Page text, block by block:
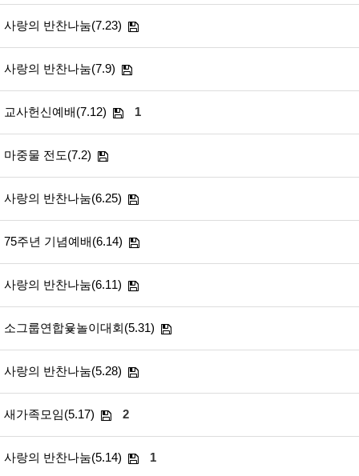
# 첨부 19.KakaoTalk_Photo_2026-06-20-10-50-57 019.jpeg
사랑의 반찬나눔(7.23)
사랑의 반찬나눔(7.9)
교사헌신예배(7.12) 1
마중물 전도(7.2)
사랑의 반찬나눔(6.25)
75주년 기념예배(6.14)
사랑의 반찬나눔(6.11)
소그룹연합윷놀이대회(5.31)
사랑의 반찬나눔(5.28)
새가족모임(5.17) 2
사랑의 반찬나눔(5.14) 1